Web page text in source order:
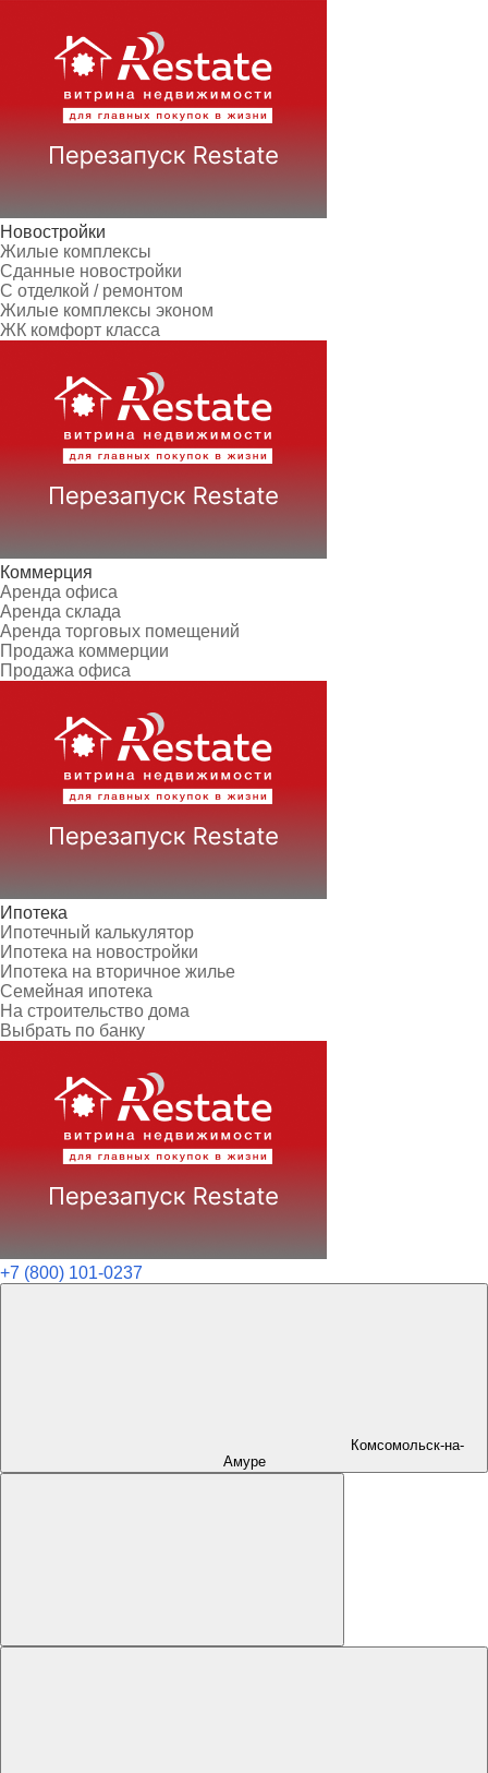
Новостройки
Жилые комплексы
Сданные новостройки
С отделкой / ремонтом
Жилые комплексы эконом
ЖК комфорт класса
Коммерция
Аренда офиса
Аренда склада
Аренда торговых помещений
Продажа коммерции
Продажа офиса
Ипотека
Ипотечный калькулятор
Ипотека на новостройки
Ипотека на вторичное жилье
Семейная ипотека
На строительство дома
Выбрать по банку
+7 (800) 101-0237
Комсомольск-на-
Амуре